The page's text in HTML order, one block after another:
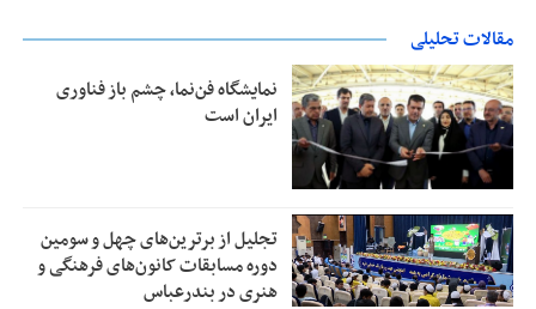
مقالات تحلیلی
نمایشگاه فن‌نما، چشم باز فناوری
ایران است
تجلیل از بر‌ترین‌های چهل و سومین
دوره مسابقات کانون‌های فرهنگی و
هنری در بندرعباس